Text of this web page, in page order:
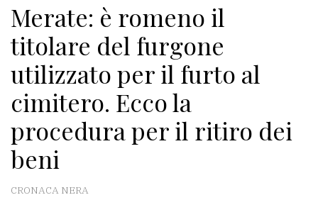
Associazioni
Meteo
CONTATTI
La
redazione
Merate: è romeno il
titolare del furgone
utilizzato per il furto al
cimitero. Ecco la
procedura per il ritiro dei
beni
CRONACA NERA